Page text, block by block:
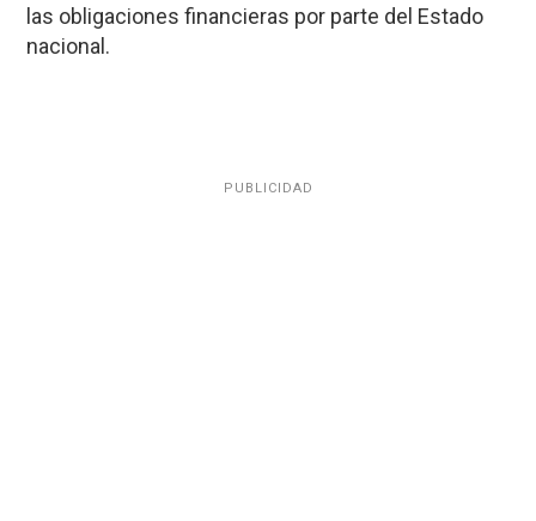
las obligaciones financieras por parte del Estado
nacional.
PUBLICIDAD